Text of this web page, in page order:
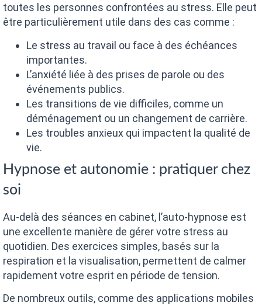
toutes les personnes confrontées au stress. Elle peut
être particulièrement utile dans des cas comme :
Le stress au travail ou face à des échéances
importantes.
L’anxiété liée à des prises de parole ou des
événements publics.
Les transitions de vie difficiles, comme un
déménagement ou un changement de carrière.
Les troubles anxieux qui impactent la qualité de
vie.
Hypnose et autonomie : pratiquer chez
soi
Au-delà des séances en cabinet, l’auto-hypnose est
une excellente manière de gérer votre stress au
quotidien. Des exercices simples, basés sur la
respiration et la visualisation, permettent de calmer
rapidement votre esprit en période de tension.
De nombreux outils, comme des applications mobiles